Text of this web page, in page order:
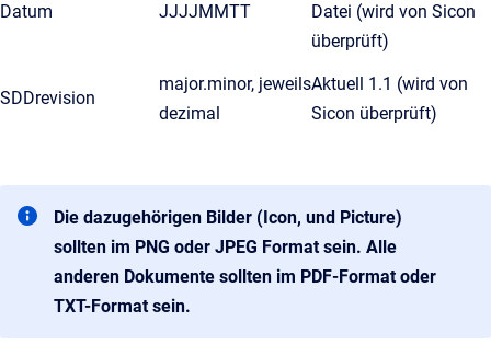
Datum JJJJMMTT
Datei (wird von Sicon
überprüft)
SDDrevision
major.minor, jeweils
dezimal
Aktuell 1.1 (wird von
Sicon überprüft)
Die dazugehörigen Bilder (Icon, und Picture)
sollten im PNG oder JPEG Format sein. Alle
anderen Dokumente sollten im PDF-Format oder
TXT-Format sein.